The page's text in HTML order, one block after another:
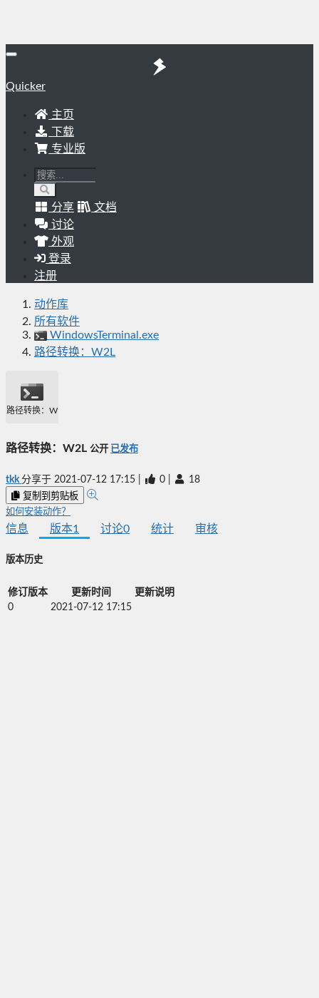
Quicker
主页
下载
专业版
分享
文档
讨论
外观
登录
注册
动作库
所有软件
WindowsTerminal.exe
路径转换：W2L
路径转换：W2L
路径转换：W2L 公开 已发布
tkk 分享于 2021-07-12 17:15 0 18
复制到剪贴板
如何安装动作？
信息 版本1 讨论0 统计 审核
版本历史
修订版本 更新时间
更新说明
0
2021-07-12 17:15